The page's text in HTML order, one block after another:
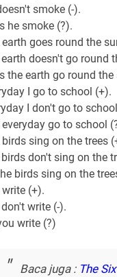
smoke (-).
he smoke (?).
earth goes round the
doesn't go round
the earth go round the
I go to school (+).
I don't go to
go to school
sing on the trees
don't sing on the
birds sing on the
write (+).
write (-).
write (?)
Baca juga : The